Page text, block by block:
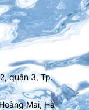
quận 3, Tp.
Mai, Hà